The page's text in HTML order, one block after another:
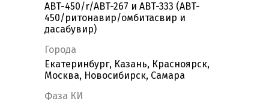
ABT-450/r/ABT-267 и ABT-333 (ABT-
450/ритонавир/oмбитасвир и
дасабувир)
Города
Екатеринбург, Казань, Красноярск,
Москва, Новосибирск, Самара
Фаза КИ